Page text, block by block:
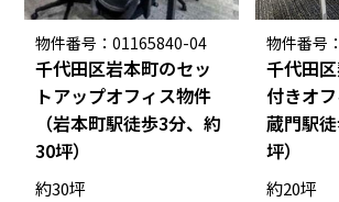
物件番号：01165840-04
千代田区岩本町のセッ
トアップオフィス物件
（岩本町駅徒歩3分、約
30坪）
約30坪
物件番号
千代田
付きオ
蔵門駅
坪）
約20坪